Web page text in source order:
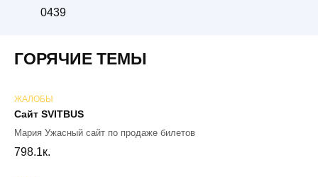
0439
ГОРЯЧИЕ ТЕМЫ
ЖАЛОБЫ
Сайт SVITBUS
Мария Ужасный сайт по продаже билетов
798.1к.